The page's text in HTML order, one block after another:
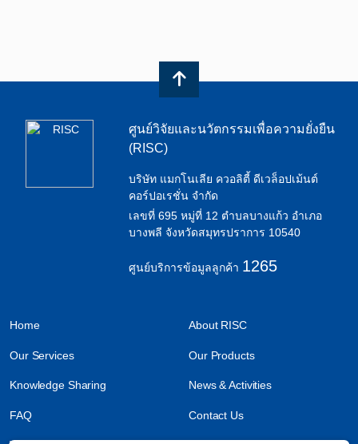
ศูนย์วิจัยและนวัตกรรมเพื่อความยั่งยืน
(RISC)
บริษัท แมกโนเลีย ควอลิตี้ ดีเวล็อปเม้นต์
คอร์ปอเรชั่น จำกัด
เลขที่ 695 หมู่ที่ 12 ตำบลบางแก้ว อำเภอ
บางพลี จังหวัดสมุทรปราการ 10540
ศูนย์บริการข้อมูลลูกค้า 1265
Home About RISC
Our Services Our Products
Knowledge Sharing News & Activities
FAQ Contact Us